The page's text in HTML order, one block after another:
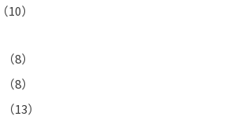
（10）
（8）
（8）
（13）